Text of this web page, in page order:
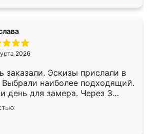
2026
заказали. Эскизы прислали в
Выбрали наиболее подходящий.
день для замера. Через 3
была уже готова. Остались
Спасибо Ренессанс
работу!